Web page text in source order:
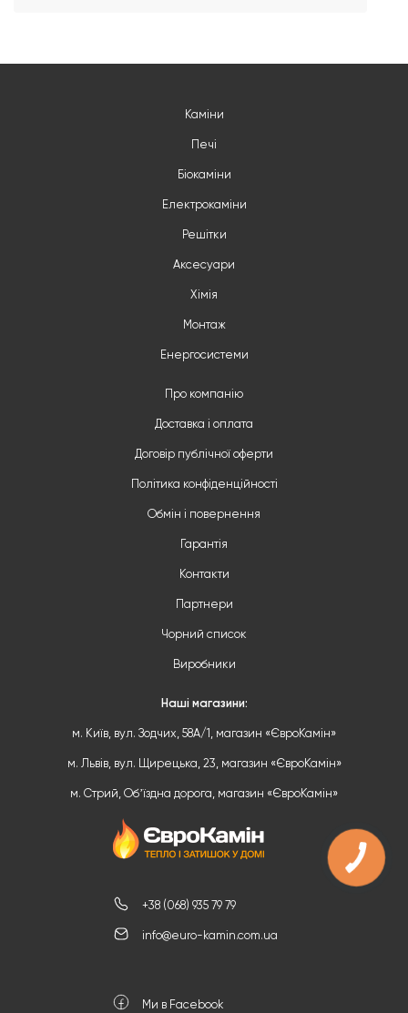
+38 (068) 935 79 79
info@euro-kamin.com.ua
Ми в Facebook
Каміни
Печі
Біокаміни
Електрокаміни
Решітки
Аксесуари
Хімія
Монтаж
Енергосистеми
Про компанію
Доставка і оплата
Договір публічної оферти
Політика конфіденційності
Обмін і повернення
Гарантія
Контакти
Партнери
Чорний список
Виробники
Наші магазини:
м. Київ, вул. Зодчих, 58А/1, магазин «ЄвроКамін»
м. Львів, вул. Щирецька, 23, магазин «ЄвроКамін»
м. Стрий, Обʼїздна дорога, магазин «ЄвроКамін»